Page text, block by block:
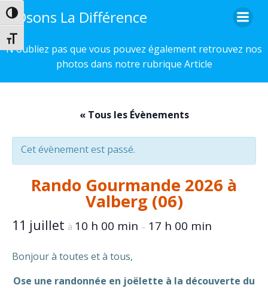
Passer en contraste élevé
Changer la taille de la police
au
Osons La Différence
N'oubliez pas que vous pouvez également retrouvez nos
photos dans notre rubrique Article
« Tous les Évènements
Cet évènement est passé.
Rando Gourmande 2026 à
Valberg (06)
11 juillet à 10 h 00 min – 17 h 00 min
Bonjour à toutes et à tous,
Ose une randonnée en joëlette à la découverte du